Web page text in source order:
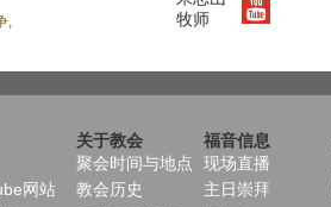
,
牧师
关于教会 福音信息
聚会时间与地点 现场直播
网站 教会历史 主日崇拜